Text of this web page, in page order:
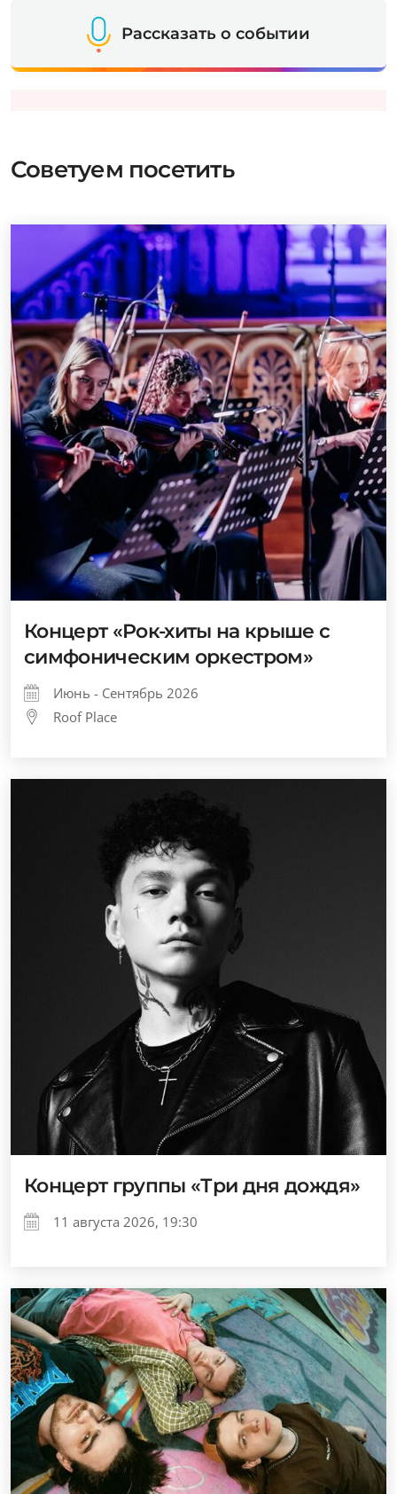
Рассказать о событии
Советуем посетить
Концерт «Рок-хиты на крыше с
симфоническим оркестром»
Июнь - Сентябрь 2026
Roof Place
Концерт группы «Три дня дождя»
11 августа 2026, 19:30